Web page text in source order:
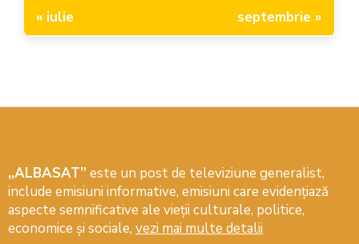
« iulie septembrie »
„ALBASAT” este un post de televiziune generalist,
include emisiuni informative, emisiuni care evidenţiază
aspecte semnificative ale vieţii culturale, politice,
economice şi sociale, vezi mai multe detalii